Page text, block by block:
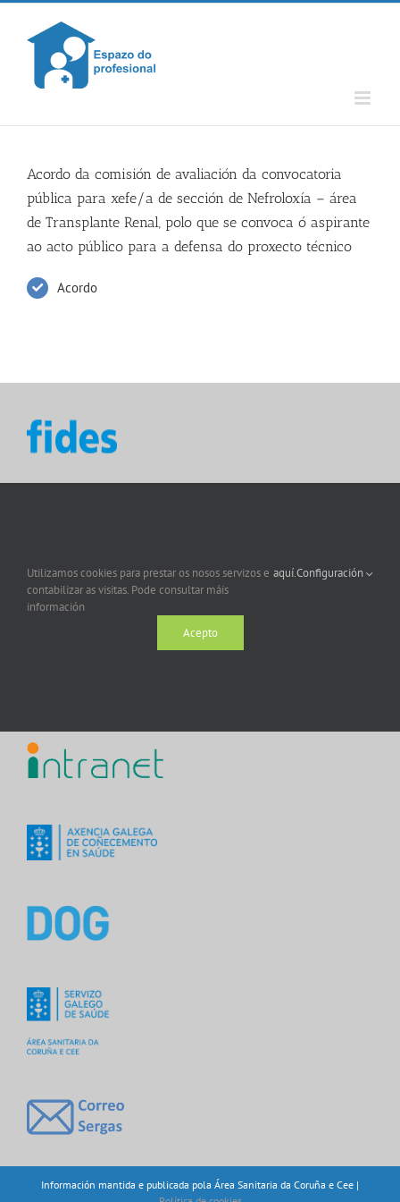
Skip
content
Acordo da comisión de avaliación da convocatoria
pública para xefe/a de sección de Nefroloxía – área
de Transplante Renal, polo que se convoca ó aspirante
ao acto público para a defensa do proxecto técnico
Acordo
Información mantida e publicada pola Área Sanitaria da Coruña e Cee |
Utilizamos cookies para prestar os nosos servizos e
contabilizar as visitas. Pode consultar máis
información
aquí.Configuración
Acepto